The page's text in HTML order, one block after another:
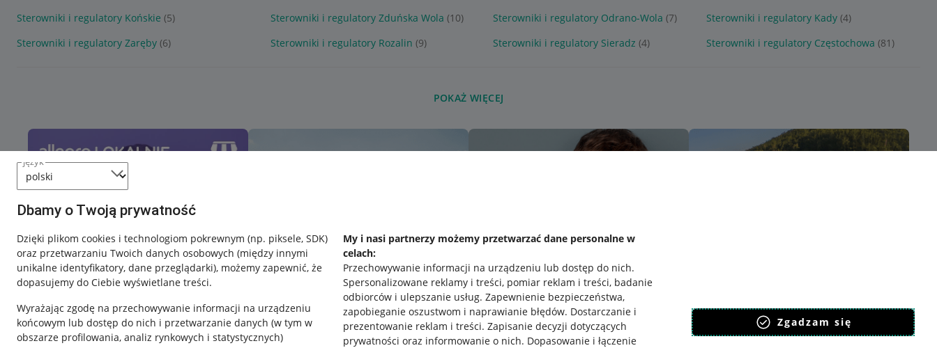
język
Dbamy o Twoją prywatność
Dzięki plikom cookies i technologiom pokrewnym (np. piksele, SDK)
oraz przetwarzaniu Twoich danych osobowych (między innymi
unikalne identyfikatory, dane przeglądarki), możemy zapewnić, że
dopasujemy do Ciebie wyświetlane treści.
Wyrażając zgodę na przechowywanie informacji na urządzeniu
końcowym lub dostęp do nich i przetwarzanie danych (w tym w
obszarze profilowania, analiz rynkowych i statystycznych)
My i nasi partnerzy możemy przetwarzać dane personalne w
celach:
Przechowywanie informacji na urządzeniu lub dostęp do nich.
Spersonalizowane reklamy i treści, pomiar reklam i treści, badanie
odbiorców i ulepszanie usług. Zapewnienie bezpieczeństwa,
zapobieganie oszustwom i naprawianie błędów. Dostarczanie i
prezentowanie reklam i treści. Zapisanie decyzji dotyczących
prywatności oraz informowanie o nich. Dopasowanie i łączenie
Zgadzam się
Sterowniki i regulatory Końskie (5) Sterowniki i regulatory Zduńska Wola (10) Sterowniki i regulatory Odrano-Wola (7) Sterowniki i regulatory Kady (4)
Sterowniki i regulatory Zaręby (6) Sterowniki i regulatory Rozalin (9) Sterowniki i regulatory Sieradz (4) Sterowniki i regulatory Częstochowa (81)
POKAŻ WIĘCEJ